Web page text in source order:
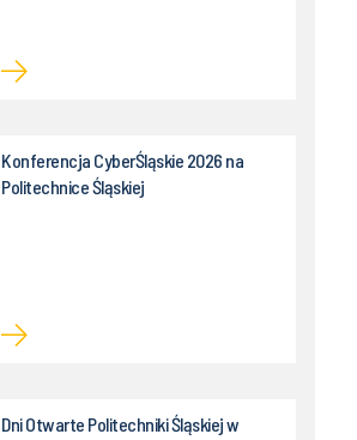
Konferencja CyberŚląskie 2026 na
Politechnice Śląskiej
Dni Otwarte Politechniki Śląskiej w